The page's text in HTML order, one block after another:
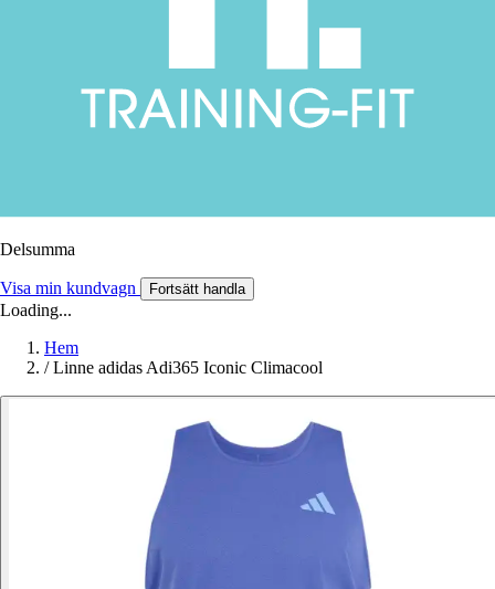
Delsumma
Visa min kundvagn Fortsätt handla
Loading...
Hem
/ Linne adidas Adi365 Iconic Climacool